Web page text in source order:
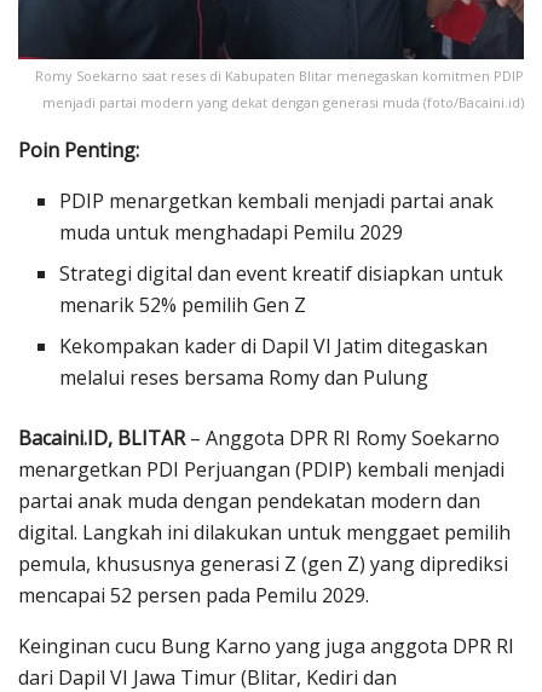
Romy Soekarno saat reses di Kabupaten Blitar menegaskan komitmen PDIP
menjadi partai modern yang dekat dengan generasi muda (foto/Bacaini.id)
Poin Penting:
PDIP menargetkan kembali menjadi partai anak
muda untuk menghadapi Pemilu 2029
Strategi digital dan event kreatif disiapkan untuk
menarik 52% pemilih Gen Z
Kekompakan kader di Dapil VI Jatim ditegaskan
melalui reses bersama Romy dan Pulung
Bacaini.ID, BLITAR– Anggota DPR RI Romy Soekarno
menargetkan PDI Perjuangan (PDIP) kembali menjadi
partai anak muda dengan pendekatan modern dan
digital. Langkah ini dilakukan untuk menggaet pemilih
pemula, khususnya generasi Z (gen Z) yang diprediksi
mencapai 52 persen pada Pemilu 2029.
Keinginan cucu Bung Karno yang juga anggota DPR RI
dari Dapil VI Jawa Timur (Blitar, Kediri dan